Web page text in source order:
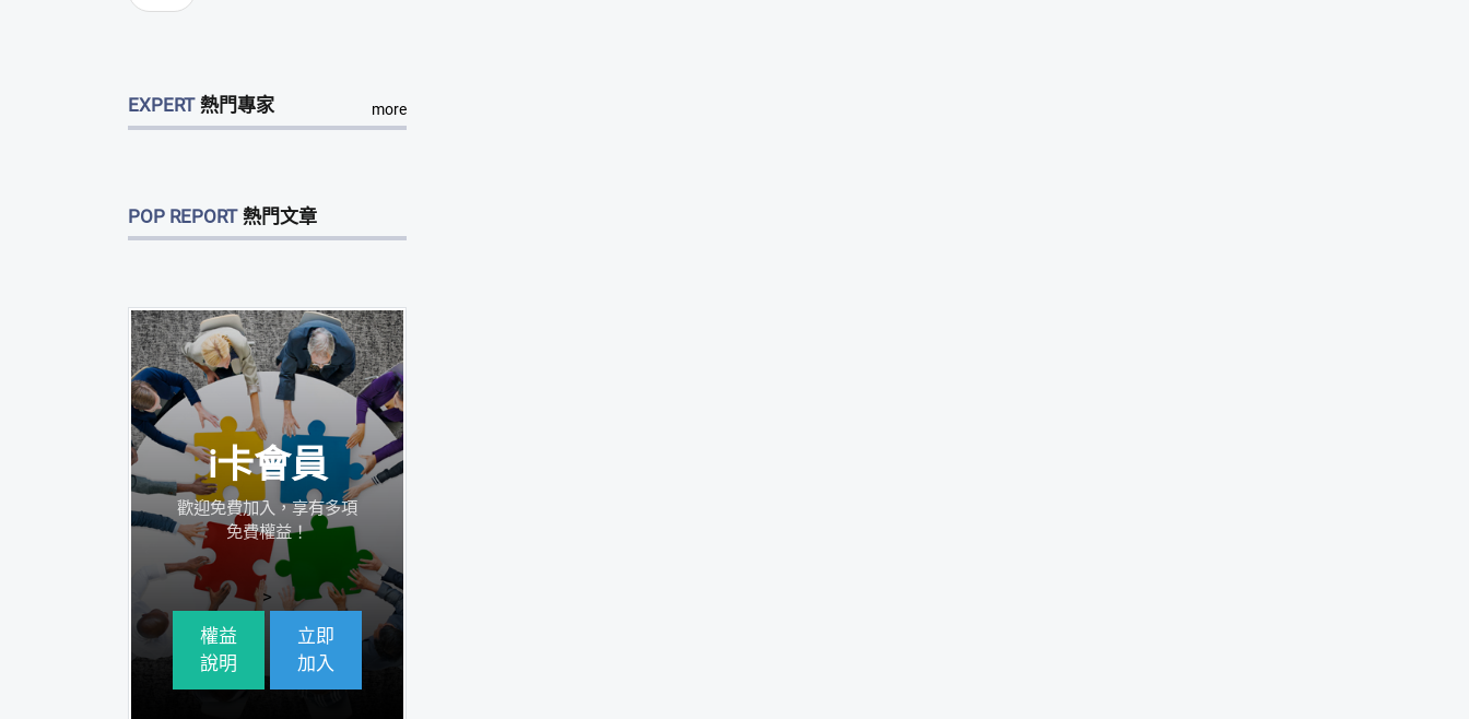
EXPERT 熱門專家 more
POP REPORT 熱門文章
i卡會員
歡迎免費加入，享有多項
免費權益！
>
權益
說明
立即
加入